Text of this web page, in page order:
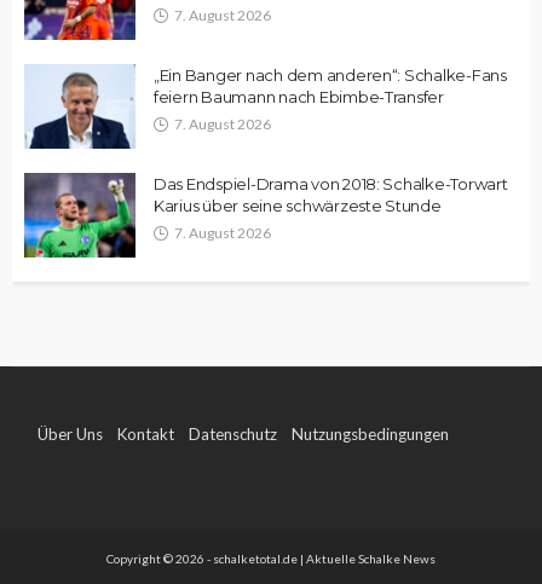
7. August 2026
„Ein Banger nach dem anderen“: Schalke-Fans
feiern Baumann nach Ebimbe-Transfer
7. August 2026
Das Endspiel-Drama von 2018: Schalke-Torwart
Karius über seine schwärzeste Stunde
7. August 2026
Über Uns Kontakt Datenschutz Nutzungsbedingungen
Copyright © 2026 - schalketotal.de | Aktuelle Schalke News